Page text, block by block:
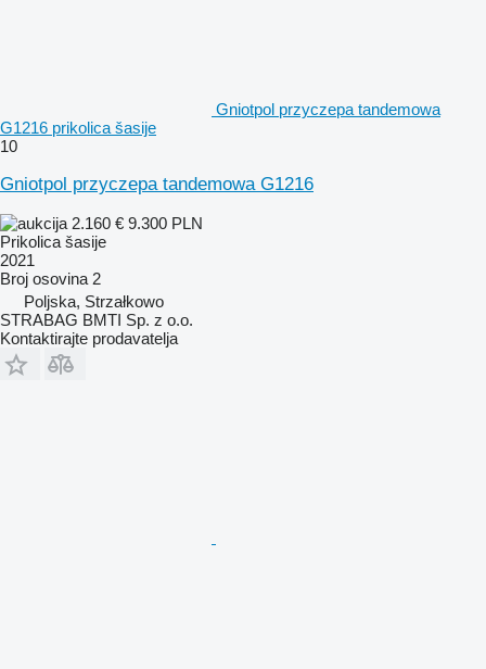
Gniotpol przyczepa tandemowa
G1216 prikolica šasije
10
Gniotpol przyczepa tandemowa G1216
2.160 € 9.300 PLN
Prikolica šasije
2021
Broj osovina 2
Poljska, Strzałkowo
STRABAG BMTI Sp. z o.o.
Kontaktirajte prodavatelja